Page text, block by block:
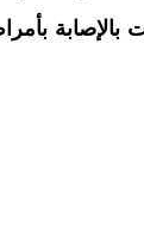
بالإصابة